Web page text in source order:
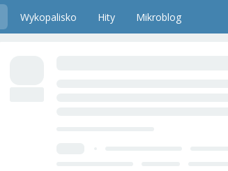
Wykopalisko Hity Mikroblog